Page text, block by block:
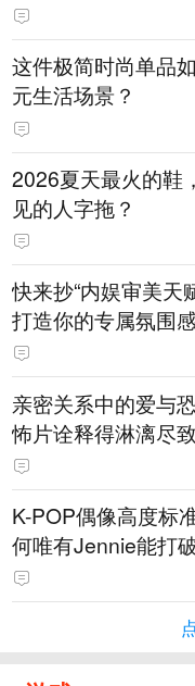
这件极简时尚单品
元生活场景？
2026夏天最火的鞋
见的人字拖？
快来抄“内娱审美天
打造你的专属氛围
亲密关系中的爱与
怖片诠释得淋漓尽
K-POP偶像高度标
何唯有Jennie能打